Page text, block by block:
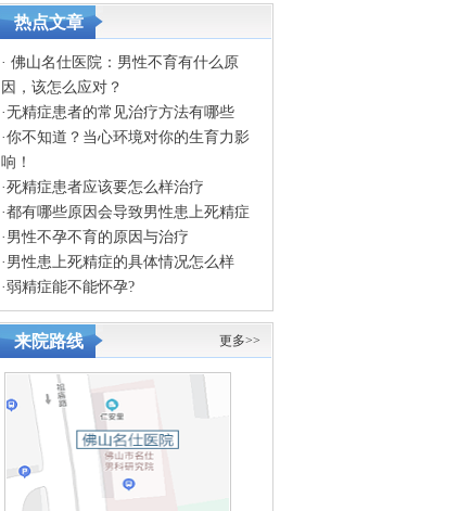
热点文章
· 佛山名仕医院：男性不育有什么原
因，该怎么应对？
·无精症患者的常见治疗方法有哪些
·你不知道？当心环境对你的生育力影
响！
·死精症患者应该要怎么样治疗
·都有哪些原因会导致男性患上死精症
· 男性不孕不育的原因与治疗
· 男性患上死精症的具体情况怎么样
·弱精症能不能怀孕?
来院路线 更多>>